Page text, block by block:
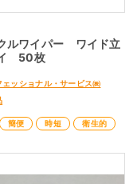
ルワイパー ワイド立
50枚
ェッショナル・サービス㈱
簡便 時短 衛生的